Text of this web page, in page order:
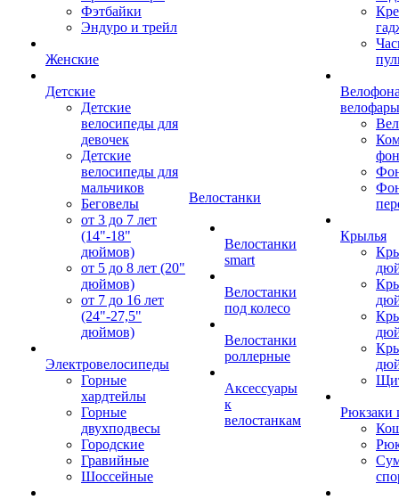
Фэтбайки
Эндуро и трейл
Женские
Детские
Детские
велосипеды для
девочек
Детские
велосипеды для
мальчиков
Беговелы
от 3 до 7 лет
(14"-18"
дюймов)
от 5 до 8 лет (20"
дюймов)
от 7 до 16 лет
(24"-27,5"
дюймов)
Электровелосипеды
Горные
хардтейлы
Горные
двухподвесы
Городские
Гравийные
Шоссейные
Велостанки
Велостанки
smart
Велостанки
под колесо
Велостанки
роллерные
Аксессуары
к
велостанкам
велофары
Крылья
Рюкзаки